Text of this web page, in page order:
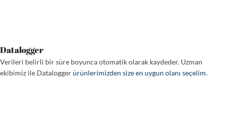
Datalogger
Verileri belirli bir süre boyunca otomatik olarak kaydeder. Uzman
ekibimiz ile Dataloggerürünlerimizden size en uygun olanı seçelim.